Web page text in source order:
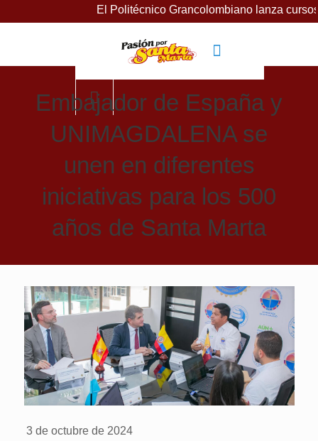
El Politécnico Grancolombiano lanza cursos
Embajador de España y
UNIMAGDALENA se
unen en diferentes
iniciativas para los 500
años de Santa Marta
3 de octubre de 2024